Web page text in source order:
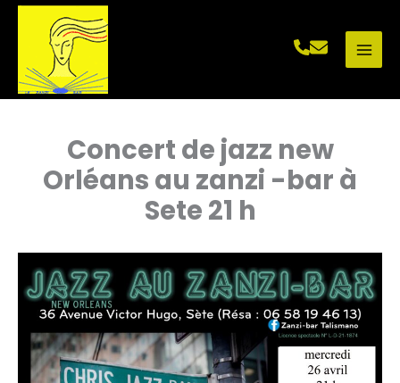
Aller
Concert de jazz new
Orléans au zanzi -bar à
Sete 21 h